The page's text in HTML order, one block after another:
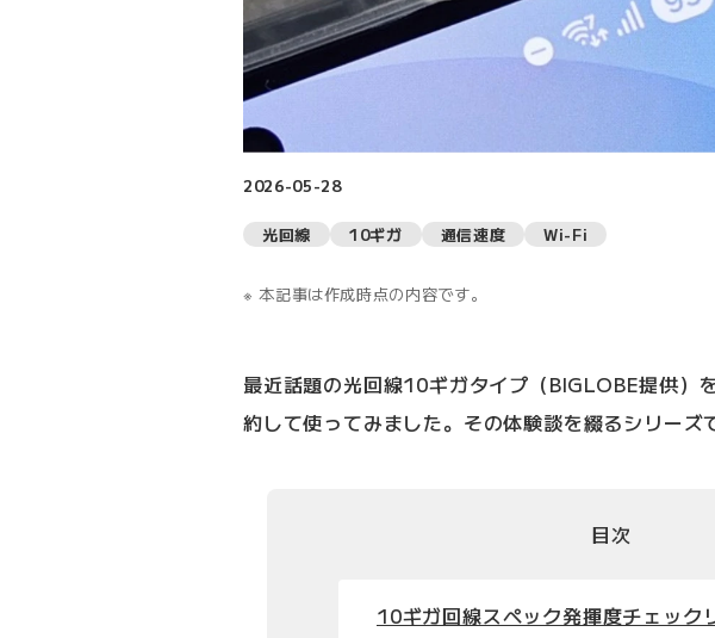
2026-05-28
光回線 10ギガ 通信速度 Wi-Fi
本記事は作成時点の内容です。
最近話題の光回線10ギガタイプ（BIGLOBE提供）
約して使ってみました。その体験談を綴るシリーズ
目次
10ギガ回線スペック発揮度チェック